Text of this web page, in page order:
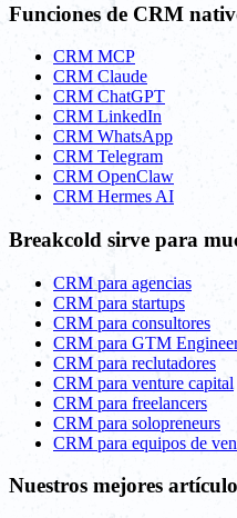
Funciones de CRM
CRM MCP
CRM Claude
CRM ChatGPT
CRM LinkedIn
CRM WhatsApp
CRM Telegram
CRM OpenClaw
CRM Hermes AI
Breakcold sirve para
CRM para agencias
CRM para startups
CRM para consultores
CRM para GTM
CRM para reclutadores
CRM para venture capital
CRM para freelancers
CRM para solopreneurs
CRM para equipos de
Nuestros mejores